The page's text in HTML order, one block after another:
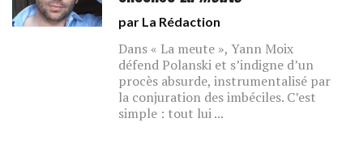
par La Rédaction
Dans « La meute », Yann Moix
défend Polanski et s’indigne d’un
procès absurde, instrumentalisé par
la conjuration des imbéciles. C’est
simple : tout lui ...